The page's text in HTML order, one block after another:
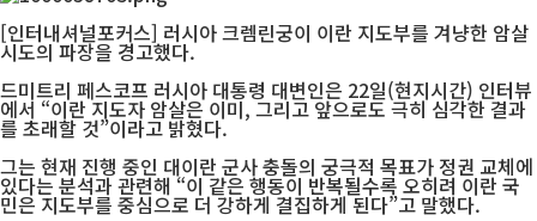
[인터내셔널포커스] 러시아 크렘린궁이 이란 지도부를 겨냥한 암살
시도의 파장을 경고했다.
드미트리 페스코프 러시아 대통령 대변인은 22일(현지시간) 인터뷰
에서 “이란 지도자 암살은 이미, 그리고 앞으로도 극히 심각한 결과
를 초래할 것”이라고 밝혔다.
그는 현재 진행 중인 대이란 군사 충돌의 궁극적 목표가 정권 교체에
있다는 분석과 관련해 “이 같은 행동이 반복될수록 오히려 이란 국
민은 지도부를 중심으로 더 강하게 결집하게 된다”고 말했다.